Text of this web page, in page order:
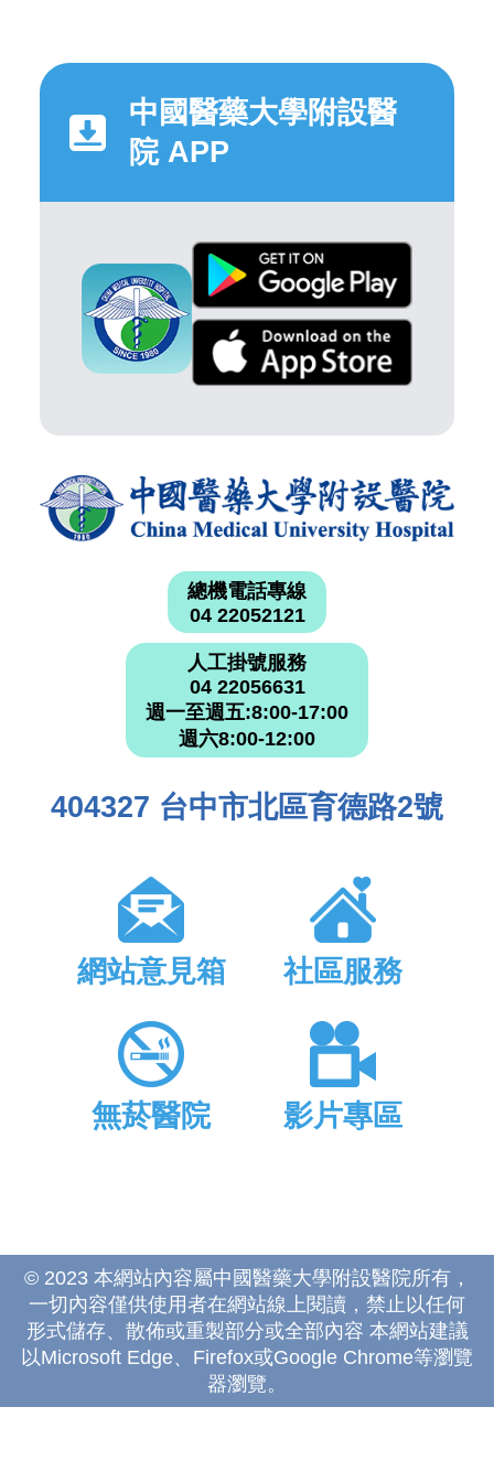
中國醫藥大學附設醫
院 APP
總機電話專線
04 22052121
人工掛號服務
04 22056631
週一至週五:8:00-17:00
週六8:00-12:00
404327 台中市北區育德路2號
網站意見箱 社區服務
無菸醫院 影片專區
© 2023 本網站內容屬中國醫藥大學附設醫院所有，
一切內容僅供使用者在網站線上閱讀，禁止以任何
形式儲存、散佈或重製部分或全部內容 本網站建議
以Microsoft Edge、Firefox或Google Chrome等瀏覽
器瀏覽。